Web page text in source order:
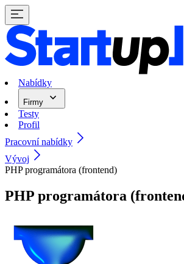
Nabídky
Firmy
Testy
Profil
Pracovní nabídky
Vývoj
PHP programátora (frontend)
PHP programátora